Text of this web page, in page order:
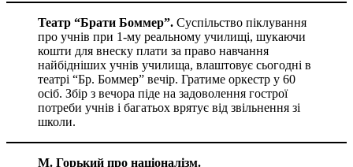
Театр “Брати Боммер”. Суспільство піклування
про учнів при 1-му реальному училищі, шукаючи
кошти для внеску плати за право навчання
найбідніших учнів училища, влаштовує сьогодні в
театрі “Бр. Боммер” вечір. Гратиме оркестр у 60
осіб. Збір з вечора піде на задоволення гострої
потреби учнів і багатьох врятує від звільнення зі
школи.
М. Горький про націоналізм.